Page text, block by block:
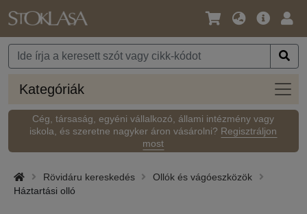
Nyelv
Pénznem
Fő
Kategóriák
Cég, társaság, egyéni vállalkozó, állami intézmény vagy
iskola, és szeretne nagyker áron vásárolni? Regisztráljon
most
Rövidáru kereskedés
Ollók és vágóeszközök
Háztartási olló